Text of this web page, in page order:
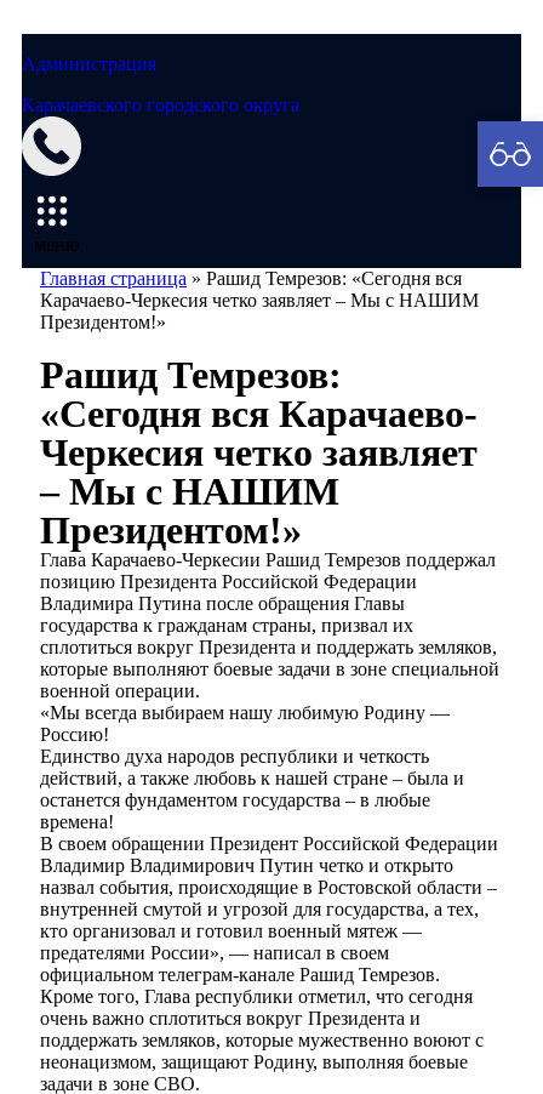
Администрация
Карачаевского городского округа
меню
Главная страница » Рашид Темрезов: «Сегодня вся
Карачаево-Черкесия четко заявляет – Мы с НАШИМ
Президентом!»
Рашид Темрезов:
«Сегодня вся Карачаево-
Черкесия четко заявляет
– Мы с НАШИМ
Президентом!»
Глава Карачаево-Черкесии Рашид Темрезов поддержал
позицию Президента Российской Федерации
Владимира Путина после обращения Главы
государства к гражданам страны, призвал их
сплотиться вокруг Президента и поддержать земляков,
которые выполняют боевые задачи в зоне специальной
военной операции.
«Мы всегда выбираем нашу любимую Родину —
Россию!
Единство духа народов республики и четкость
действий, а также любовь к нашей стране – была и
останется фундаментом государства – в любые
времена!
В своем обращении Президент Российской Федерации
Владимир Владимирович Путин четко и открыто
назвал события, происходящие в Ростовской области –
внутренней смутой и угрозой для государства, а тех,
кто организовал и готовил военный мятеж —
предателями России», — написал в своем
официальном телеграм-канале Рашид Темрезов.
Кроме того, Глава республики отметил, что сегодня
очень важно сплотиться вокруг Президента и
поддержать земляков, которые мужественно воюют с
неонацизмом, защищают Родину, выполняя боевые
задачи в зоне СВО.
Мэрия